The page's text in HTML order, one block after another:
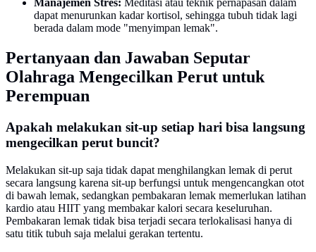
Manajemen Stres: Meditasi atau teknik pernapasan dalam
dapat menurunkan kadar kortisol, sehingga tubuh tidak lagi
berada dalam mode "menyimpan lemak".
Pertanyaan dan Jawaban Seputar
Olahraga Mengecilkan Perut untuk
Perempuan
Apakah melakukan sit-up setiap hari bisa langsung
mengecilkan perut buncit?
Melakukan sit-up saja tidak dapat menghilangkan lemak di perut
secara langsung karena sit-up berfungsi untuk mengencangkan otot
di bawah lemak, sedangkan pembakaran lemak memerlukan latihan
kardio atau HIIT yang membakar kalori secara keseluruhan.
Pembakaran lemak tidak bisa terjadi secara terlokalisasi hanya di
satu titik tubuh saja melalui gerakan tertentu.